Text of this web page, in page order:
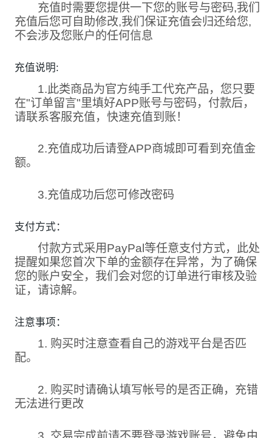
充值时需要您提供一下您的账号与密码,我们
充值后您可自助修改,我们保证充值会归还给您,
不会涉及您账户的任何信息
充值说明:
1.此类商品为官方纯手工代充产品，您只要
在"订单留言"里填好APP账号与密码，付款后，
请联系客服充值，快速充值到账！
2.充值成功后请登APP商城即可看到充值金
额。
3.充值成功后您可修改密码
支付方式：
付款方式采用PayPal等任意支付方式，此处
提醒如果您首次下单的金额存在异常，为了确保
您的账户安全，我们会对您的订单进行审核及验
证，请谅解。
注意事项：
1. 购买时注意查看自己的游戏平台是否匹
配。
2. 购买时请确认填写帐号的是否正确，充错
无法进行更改